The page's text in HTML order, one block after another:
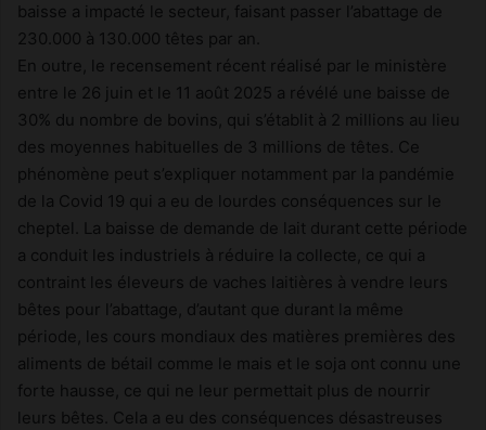
baisse a impacté le secteur, faisant passer l’abattage de
230.000 à 130.000 têtes par an.
En outre, le recensement récent réalisé par le ministère
entre le 26 juin et le 11 août 2025 a révélé une baisse de
30% du nombre de bovins, qui s’établit à 2 millions au lieu
des moyennes habituelles de 3 millions de têtes. Ce
phénomène peut s’expliquer notamment par la pandémie
de la Covid 19 qui a eu de lourdes conséquences sur le
cheptel. La baisse de demande de lait durant cette période
a conduit les industriels à réduire la collecte, ce qui a
contraint les éleveurs de vaches laitières à vendre leurs
bêtes pour l’abattage, d’autant que durant la même
période, les cours mondiaux des matières premières des
aliments de bétail comme le mais et le soja ont connu une
forte hausse, ce qui ne leur permettait plus de nourrir
leurs bêtes. Cela a eu des conséquences désastreuses